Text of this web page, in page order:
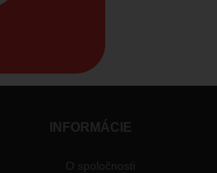
INFORMÁCIE
O spoločnosti